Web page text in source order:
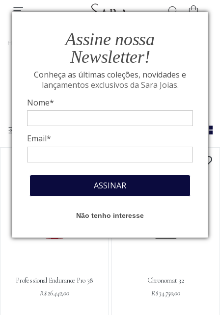
Assine nossa
Newsletter!
Conheça as últimas coleções, novidades e
lançamentos exclusivos da Sara Joias.
Nome*
Email*
ASSINAR
Não tenho interesse
HOME BREITLING
Breitling
Professional Endurance Pro 38
R$ 26.442,00
Chronomat 32
R$ 34.750,00